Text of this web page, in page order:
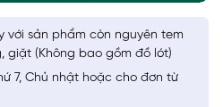
với sản phẩm còn nguyên tem
giặt (Không bao gồm đồ lót)
7, Chủ nhật hoặc cho đơn từ